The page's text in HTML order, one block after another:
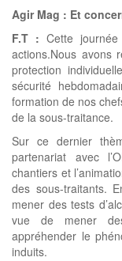
Agir Mag : Et
F.T : Cette
actions.Nous avons
protection
sécurité
formation de nos
de la sous-traitance.
Sur ce dernier
partenariat avec
chantiers et
des sous-traitants.
mener des tests
vue de mener
appréhender le
induits.